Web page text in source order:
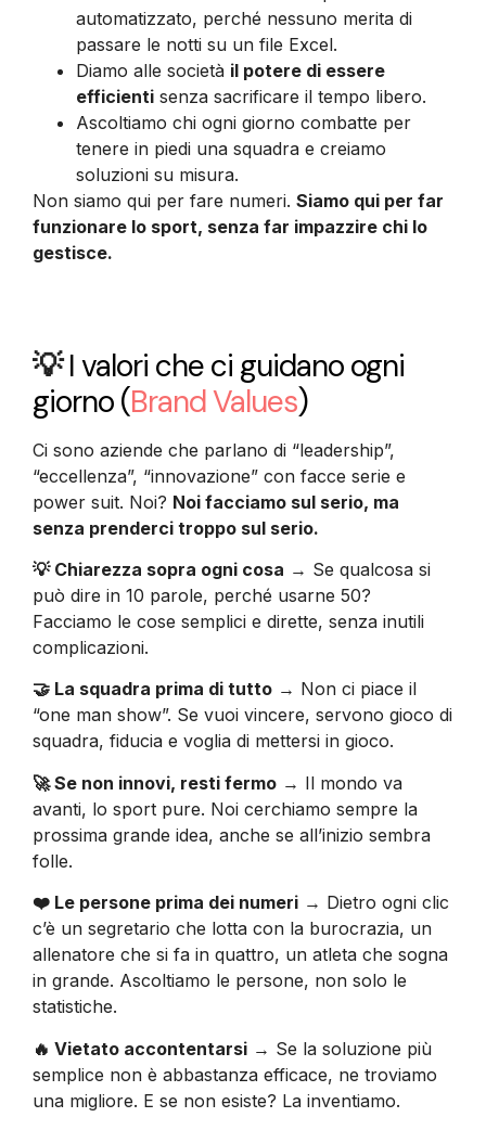
automatizzato, perché nessuno merita di
passare le notti su un file Excel.
Diamo alle società il potere di essere
efficienti senza sacrificare il tempo libero.
Ascoltiamo chi ogni giorno combatte per
tenere in piedi una squadra e creiamo
soluzioni su misura.
Non siamo qui per fare numeri. Siamo qui per far
funzionare lo sport, senza far impazzire chi lo
gestisce.
💡I valori che ci guidano ogni
giorno(Brand Values)
Ci sono aziende che parlano di “leadership”,
“eccellenza”, “innovazione” con facce serie e
power suit. Noi? Noi facciamo sul serio, ma
senza prenderci troppo sul serio.
💡 Chiarezza sopra ogni cosa → Se qualcosa si
può dire in 10 parole, perché usarne 50?
Facciamo le cose semplici e dirette, senza inutili
complicazioni.
🤝 La squadra prima di tutto → Non ci piace il
“one man show”. Se vuoi vincere, servono gioco di
squadra, fiducia e voglia di mettersi in gioco.
🚀 Se non innovi, resti fermo → Il mondo va
avanti, lo sport pure. Noi cerchiamo sempre la
prossima grande idea, anche se all’inizio sembra
folle.
❤️ Le persone prima dei numeri → Dietro ogni clic
c’è un segretario che lotta con la burocrazia, un
allenatore che si fa in quattro, un atleta che sogna
in grande. Ascoltiamo le persone, non solo le
statistiche.
🔥 Vietato accontentarsi → Se la soluzione più
semplice non è abbastanza efficace, ne troviamo
una migliore. E se non esiste? La inventiamo.